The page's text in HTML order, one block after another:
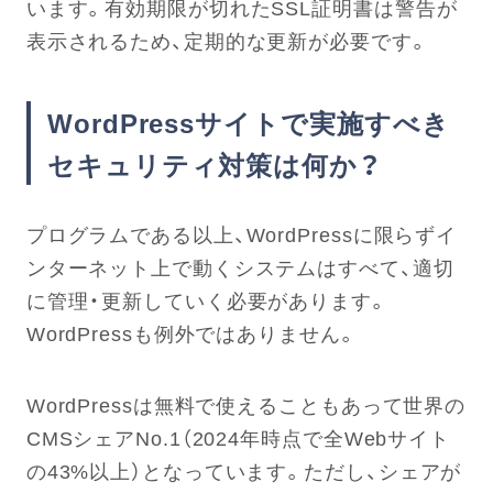
います。有効期限が切れたSSL証明書は警告が
表示されるため、定期的な更新が必要です。
WordPressサイトで実施すべき
セキュリティ対策は何か？
プログラムである以上、WordPressに限らずイ
ンターネット上で動くシステムはすべて、適切
に管理・更新していく必要があります。
WordPressも例外ではありません。
WordPressは無料で使えることもあって世界の
CMSシェアNo.1（2024年時点で全Webサイト
の43%以上）となっています。ただし、シェアが